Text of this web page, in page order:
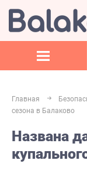
Главная
сезона в Балаково
Названа